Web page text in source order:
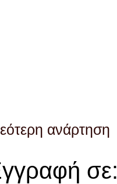
ανάρτηση
σε: